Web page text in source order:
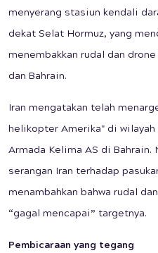
menyerang stasiun kendali
dekat Selat Hormuz, yang
menembakkan rudal dan
dan Bahrain.
Iran mengatakan telah
helikopter Amerika" di
Armada Kelima AS di Bahrain.
serangan Iran terhadap
menambahkan bahwa rudal
“gagal mencapai” targetnya.
Pembicaraan yang tegang